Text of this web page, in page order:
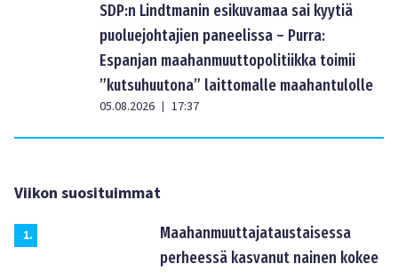
SDP:n Lindtmanin esikuvamaa sai kyytiä
puoluejohtajien paneelissa – Purra:
Espanjan maahanmuuttopolitiikka toimii
”kutsuhuutona” laittomalle maahantulolle
05.08.2026 | 17:37
Viikon suosituimmat
1.
Maahanmuuttajataustaisessa
perheessä kasvanut nainen kokee